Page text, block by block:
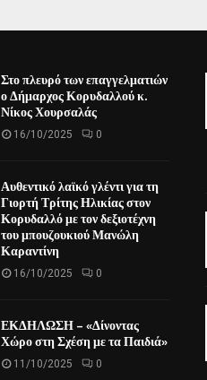
Στο πλευρό των επαγγελματιών
ο Δήμαρχος Κορυδαλλού κ.
Νίκος Χουρσαλάς
16/10/2025 0
Αυθεντικό λαϊκό γλέντι για τη
Γιορτή Τρίτης Ηλικίας στον
Κορυδαλλό με τον δεξιοτέχνη
του μπουζουκιού Μανώλη
Καραντίνη
16/10/2025 0
ΕΚΔΗΛΩΣΗ – «Δίνοντας
Χώρο στη Σχέση με τα Παιδιά»
11/10/2025 0